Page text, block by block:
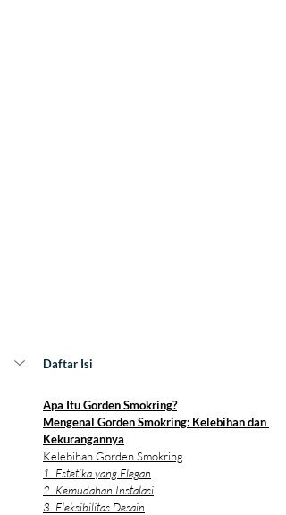
Daftar Isi
Apa Itu Gorden Smokring?
Mengenal Gorden Smokring: Kelebihan dan
Kekurangannya
Kelebihan Gorden Smokring
1. Estetika yang Elegan
2. Kemudahan Instalasi
3. Fleksibilitas Desain